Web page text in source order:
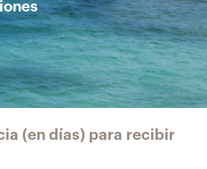
(en días) para recibir